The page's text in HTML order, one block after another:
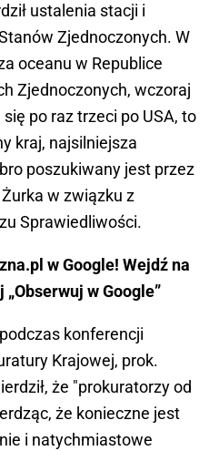
ustalenia stacji i
Zjednoczonych. W
oceanu w Republice
Zjednoczonych, wczoraj
po raz trzeci po USA, to
kraj, najsilniejsza
poszukiwany jest przez
w związku z
Sprawiedliwości.
w Google! Wejdź na
w Google”
konferencji
Krajowej, prok.
że "prokuratorzy od
że konieczne jest
i natychmiastowe